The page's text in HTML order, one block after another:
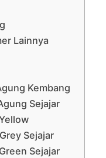
Lainnya
Kembang
Sejajar
Sejajar
Sejajar